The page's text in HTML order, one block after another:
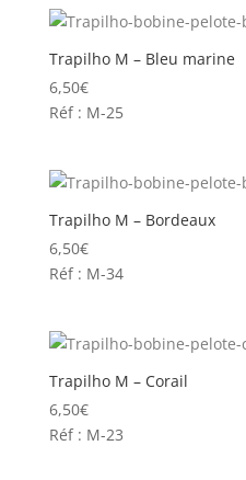
Trapilho M – Bleu marine
6,50€
Réf : M-25
Trapilho M – Bordeaux
6,50€
Réf : M-34
Trapilho M – Corail
6,50€
Réf : M-23